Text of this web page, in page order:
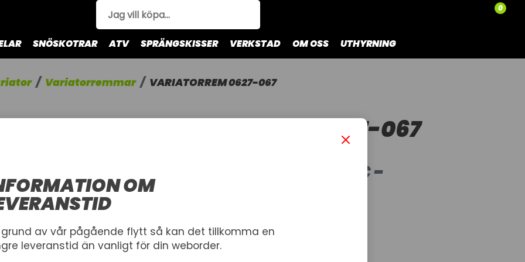
0
SNÖSKOTRAR ATV SPRÄNGSKISSER VERKSTAD OM OSS UTHYRNING
Variatorremmar VARIATORREM 0627-067
VARIATORREM 0627-067
1.406"WX45.394"OC-DC -
ARCTIC CAT
Artnr.
10004430627-067
OM
grund av vår pågående flytt så kan det tillkomma en
leveranstid än vanligt för din weborder.